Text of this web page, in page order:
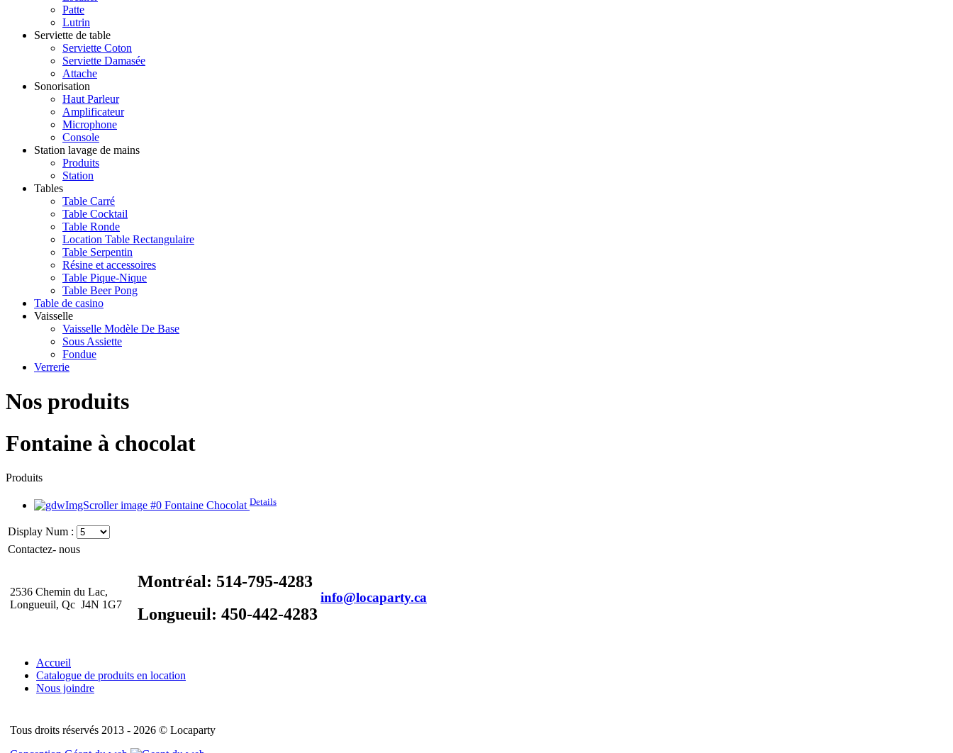
Patte
Lutrin
Serviette de table
Serviette Coton
Serviette Damasée
Attache
Sonorisation
Haut Parleur
Amplificateur
Microphone
Console
Station lavage de mains
Produits
Station
Tables
Table Carré
Table Cocktail
Table Ronde
Location Table Rectangulaire
Table Serpentin
Résine et accessoires
Table Pique-Nique
Table Beer Pong
Table de casino
Vaisselle
Vaisselle Modèle De Base
Sous Assiette
Fondue
Verrerie
Nos produits
Fontaine à chocolat
Produits
Fontaine Chocolat Details
Display Num :
Contactez- nous
2536 Chemin du Lac,
Longueuil, Qc J4N 1G7
Montréal: 514-795-4283
Longueuil: 450-442-4283
info@locaparty.ca
Accueil
Catalogue de produits en location
Nous joindre
Tous droits réservés 2013 - 2026 © Locaparty